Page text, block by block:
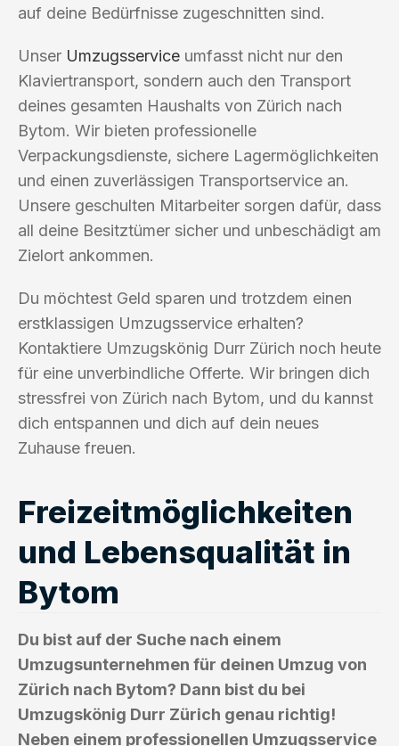
auf deine Bedürfnisse zugeschnitten sind.
Unser Umzugsservice umfasst nicht nur den
Klaviertransport, sondern auch den Transport
deines gesamten Haushalts von Zürich nach
Bytom. Wir bieten professionelle
Verpackungsdienste, sichere Lagermöglichkeiten
und einen zuverlässigen Transportservice an.
Unsere geschulten Mitarbeiter sorgen dafür, dass
all deine Besitztümer sicher und unbeschädigt am
Zielort ankommen.
Du möchtest Geld sparen und trotzdem einen
erstklassigen Umzugsservice erhalten?
Kontaktiere Umzugskönig Durr Zürich noch heute
für eine unverbindliche Offerte. Wir bringen dich
stressfrei von Zürich nach Bytom, und du kannst
dich entspannen und dich auf dein neues
Zuhause freuen.
Freizeitmöglichkeiten
und Lebensqualität in
Bytom
Du bist auf der Suche nach einem
Umzugsunternehmen für deinen Umzug von
Zürich nach Bytom? Dann bist du bei
Umzugskönig Durr Zürich genau richtig!
Neben einem professionellen Umzugsservice